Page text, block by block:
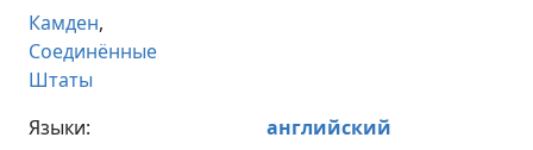
Камден,
Соединённые
Штаты
Языки:
английский